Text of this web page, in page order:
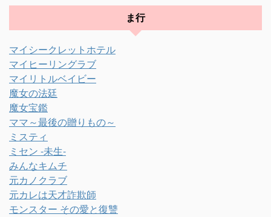
ま行
マイシークレットホテル
マイヒーリングラブ
マイリトルベイビー
魔女の法廷
魔女宝鑑
ママ～最後の贈りもの～
ミスティ
ミセン -未生-
みんなキムチ
元カノクラブ
元カレは天才詐欺師
モンスター その愛と復讐